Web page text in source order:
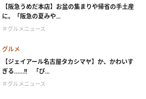
【阪急うめだ本店】お盆の集まりや帰省の手土産
に。「阪急の夏みや...
＃グルメニュース
グルメ
【ジェイアール名古屋タカシマヤ】か、かわいす
ぎる……!! 「ぴ...
＃グルメニュース